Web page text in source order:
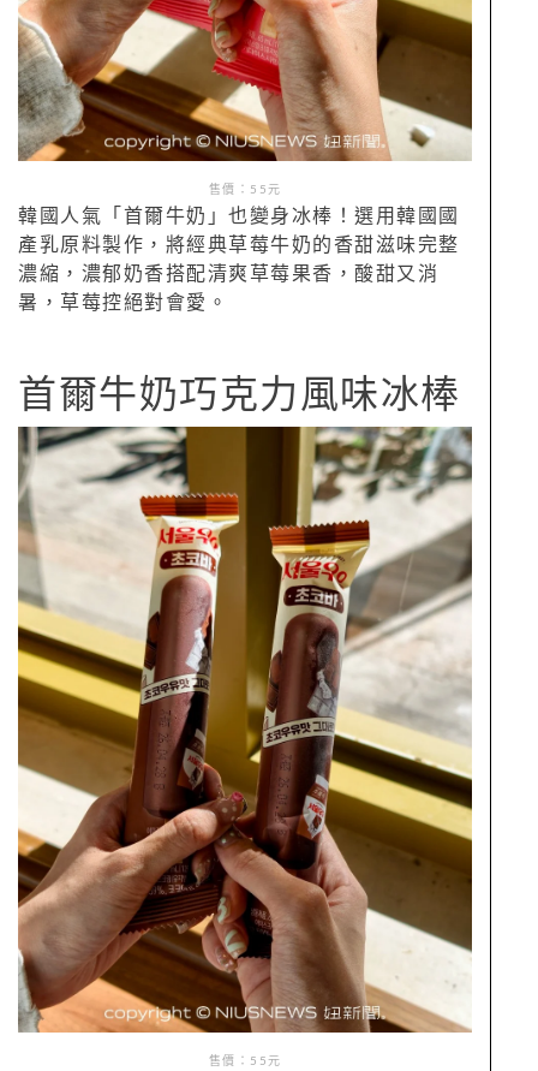
售價：55元
韓國人氣「首爾牛奶」也變身冰棒！選用韓國國
產乳原料製作，將經典草莓牛奶的香甜滋味完整
濃縮，濃郁奶香搭配清爽草莓果香，酸甜又消
暑，草莓控絕對會愛。
首爾牛奶巧克力風味冰棒
售價：55元